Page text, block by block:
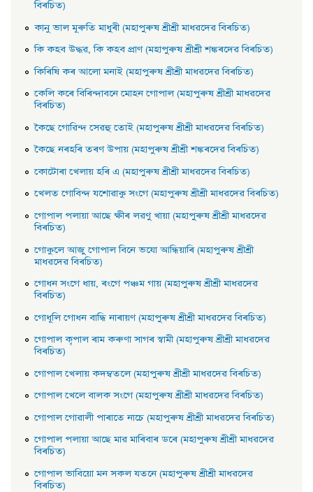
বিৰচিত)
কানু ভাল মূৰুতি মাধুৰী (মহাপুৰুষ শ্ৰীশ্ৰী মাধৱদেৱ বিৰচিত)
কি কহব উদ্ধৱ, কি কহব প্রাণ (মহাপুৰুষ শ্ৰীশ্ৰী শঙ্কৰদেৱ বিৰচিত)
কিৰিষি কৰ আলাে মনাই (মহাপুৰুষ শ্ৰীশ্ৰী মাধৱদেৱ বিৰচিত)
কেলি কৰে বিৰিন্দাবনে মােহন গােপাল (মহাপুৰুষ শ্ৰীশ্ৰী মাধৱদেৱ
বিৰচিত)
কৈছে গােৱিন্দ সেৱহু তােই (মহাপুৰুষ শ্ৰীশ্ৰী মাধৱদেৱ বিৰচিত)
কৈছে নৰহৰি তৰণ উপায় (মহাপুৰুষ শ্ৰীশ্ৰী শঙ্কৰদেৱ বিৰচিত)
কোটোৰা খেলায় হৰি এ (মহাপুৰুষ শ্ৰীশ্ৰী মাধৱদেৱ বিৰচিত)
খেলত গোবিন্দ যশোৱাকু সংগে (মহাপুৰুষ শ্ৰীশ্ৰী মাধৱদেৱ বিৰচিত)
গােপাল পলায়া আছে ক্ষীৰ লৱণু খায়া (মহাপুৰুষ শ্ৰীশ্ৰী মাধৱদেৱ
বিৰচিত)
গােকুলে আজু গােপাল বিনে ভযাে আন্ধিয়াৰি (মহাপুৰুষ শ্ৰীশ্ৰী
মাধৱদেৱ বিৰচিত)
গােধন সংগে ধায়, ৰংগে পঞ্চম গায় (মহাপুৰুষ শ্ৰীশ্ৰী মাধৱদেৱ
বিৰচিত)
গােধূলি গােধন বান্ধি নাৰায়ণ (মহাপুৰুষ শ্ৰীশ্ৰী মাধৱদেৱ বিৰচিত)
গােপাল কৃপাল ৰাম কৰুণা সাগৰ স্বামী (মহাপুৰুষ শ্ৰীশ্ৰী মাধৱদেৱ
বিৰচিত)
গােপাল খেলায় কদম্বতলে (মহাপুৰুষ শ্ৰীশ্ৰী মাধৱদেৱ বিৰচিত)
গােপাল খেলে বালক সংগে (মহাপুৰুষ শ্ৰীশ্ৰী মাধৱদেৱ বিৰচিত)
গােপাল গােৱালী পাৰাতে নাচে (মহাপুৰুষ শ্ৰীশ্ৰী মাধৱদেৱ বিৰচিত)
গােপাল পলায়া আছে মাৱ মাৰিবাৰ ডৰে (মহাপুৰুষ শ্ৰীশ্ৰী মাধৱদেৱ
বিৰচিত)
গােপাল ভাবিয়ো মন সকল যতনে (মহাপুৰুষ শ্ৰীশ্ৰী মাধৱদেৱ
বিৰচিত)